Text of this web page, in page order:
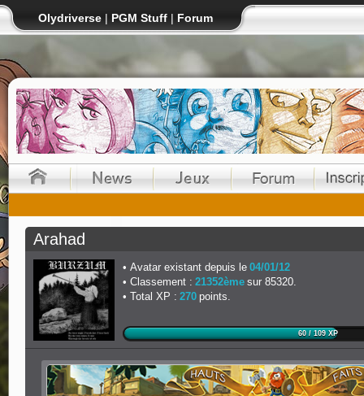
Olydriverse | PGM Stuff | Forum
Arahad
Avatar existant depuis le 04/01/12
Classement : 21352ème sur 85320.
Total XP : 270 points.
60 / 109 XP